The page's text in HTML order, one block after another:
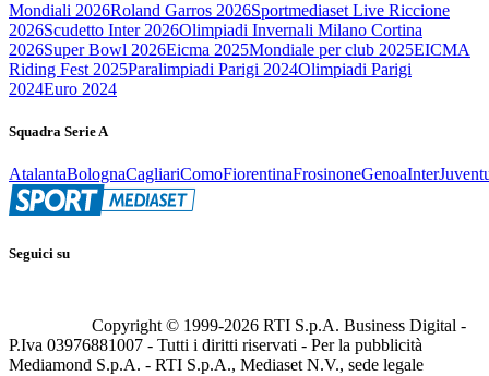
Mondiali 2026Roland Garros 2026Sportmediaset Live Riccione
2026Scudetto Inter 2026Olimpiadi Invernali Milano Cortina
2026Super Bowl 2026Eicma 2025Mondiale per club 2025EICMA
Riding Fest 2025Paralimpiadi Parigi 2024Olimpiadi Parigi
2024Euro 2024
Squadra Serie A
AtalantaBolognaCagliariComoFiorentinaFrosinoneGenoaInter
Seguici su
Copyright © 1999-2026 RTI S.p.A. Business Digital -
P.Iva 03976881007 - Tutti i diritti riservati - Per la pubblicità
Mediamond S.p.A. - RTI S.p.A., Mediaset N.V., sede legale